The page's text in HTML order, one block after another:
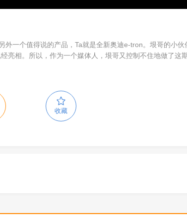
一个值得说的产品，Ta就是全新奥迪e-tron。垠哥的小伙
亮相。所以，作为一个媒体人，垠哥又控制不住地做了这
收藏